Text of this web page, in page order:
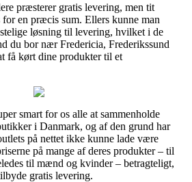
præsterer gratis levering, men tit
en præcis sum. Ellers kunne man
løsning til levering, hvilket i de
du bor nær Fredericia, Frederikssund
få kørt dine produkter til et
smart for os alle at sammenholde
i Danmark, og af den grund har
på nettet ikke kunne lade være
på mange af deres produkter – til
til mænd og kvinder – betragteligt,
gratis levering.